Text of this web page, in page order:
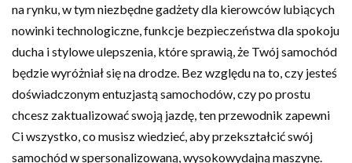
na rynku, w tym niezbędne gadżety dla kierowców lubiących
nowinki technologiczne, funkcje bezpieczeństwa dla spokoju
ducha i stylowe ulepszenia, które sprawią, że Twój samochód
będzie wyróżniał się na drodze. Bez względu na to, czy jesteś
doświadczonym entuzjastą samochodów, czy po prostu
chcesz zaktualizować swoją jazdę, ten przewodnik zapewni
Ci wszystko, co musisz wiedzieć, aby przekształcić swój
samochód w spersonalizowaną, wysokowydajną maszynę.